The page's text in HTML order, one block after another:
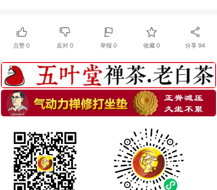
点赞0 反对 0 举报 0 收藏 0 分享94